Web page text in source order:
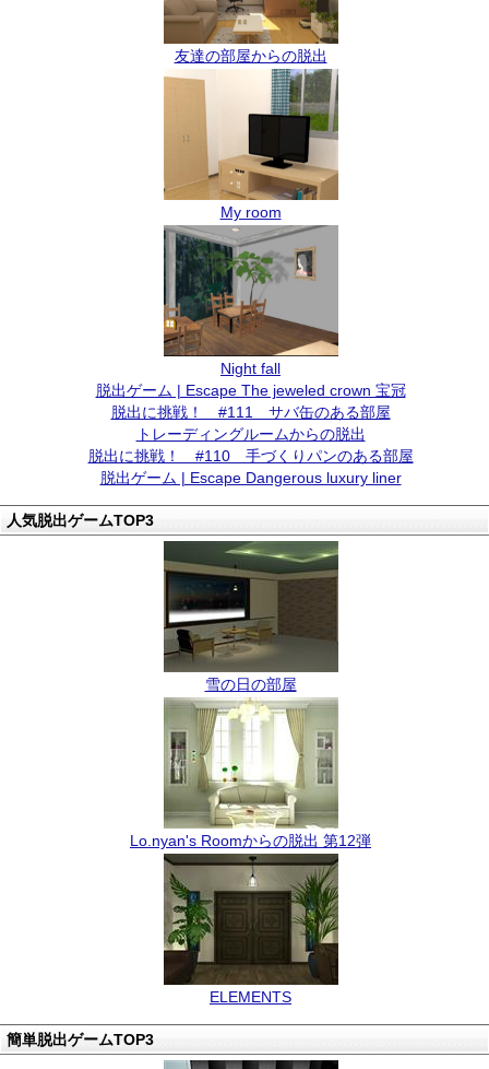
友達の部屋からの脱出
My room
Night fall
脱出ゲーム | Escape The jeweled crown 宝冠
脱出に挑戦！ #111 サバ缶のある部屋
トレーディングルームからの脱出
脱出に挑戦！ #110 手づくりパンのある部屋
脱出ゲーム | Escape Dangerous luxury liner
人気脱出ゲームTOP3
雪の日の部屋
Lo.nyan's Roomからの脱出 第12弾
ELEMENTS
簡単脱出ゲームTOP3